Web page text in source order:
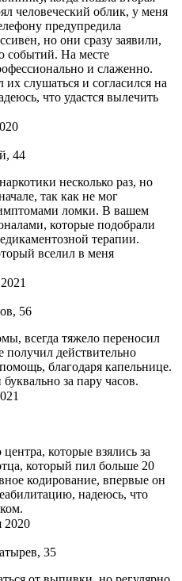
человеческий облик, у меня
предупредила
но они сразу заявили,
событий. На месте
и слаженно.
слушаться и согласился на
что удастся вылечить
44
несколько раз, но
так как не мог
ломки. В вашем
которые подобрали
терапии.
вселил в меня
56
всегда тяжело переносил
получил действительно
благодаря капельнице.
за пару часов.
которые взялись за
который пил больше 20
кодирование, впервые он
надеюсь, что
2020
35